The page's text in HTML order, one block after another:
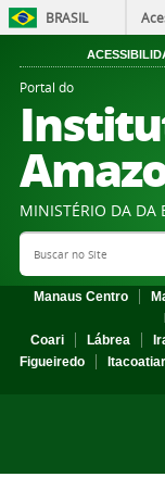
BRASIL
Portal do
MINISTÉRIO DA DA
Search Site
Manaus Centro
Coari
Lábrea
Figueiredo